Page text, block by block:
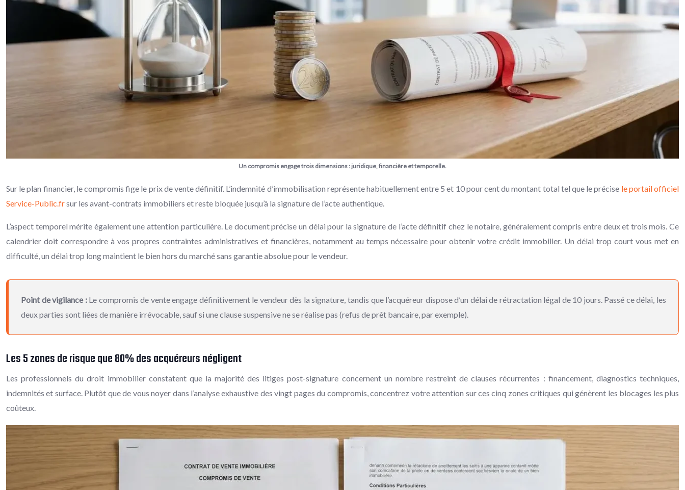
Un compromis engage trois dimensions : juridique, financière et temporelle.
Sur le plan financier, le compromis fige le prix de vente définitif. L’indemnité d’immobilisation représente habituellement entre 5 et 10 pour cent du montant total tel que le précise le portail officiel
Service-Public.frsur les avant-contrats immobiliers et reste bloquée jusqu’à la signature de l’acte authentique.
L’aspect temporel mérite également une attention particulière. Le document précise un délai pour la signature de l’acte définitif chez le notaire, généralement compris entre deux et trois mois. Ce
calendrier doit correspondre à vos propres contraintes administratives et financières, notamment au temps nécessaire pour obtenir votre crédit immobilier. Un délai trop court vous met en
difficulté, un délai trop long maintient le bien hors du marché sans garantie absolue pour le vendeur.
Point de vigilance :Le compromis de vente engage définitivement le vendeur dès la signature, tandis que l’acquéreur dispose d’un délai de rétractation légal de 10 jours. Passé ce délai, les
deux parties sont liées de manière irrévocable, sauf si une clause suspensive ne se réalise pas (refus de prêt bancaire, par exemple).
Les 5 zones de risque que 80% des acquéreurs négligent
Les professionnels du droit immobilier constatent que la majorité des litiges post-signature concernent un nombre restreint de clauses récurrentes : financement, diagnostics techniques,
indemnités et surface. Plutôt que de vous noyer dans l’analyse exhaustive des vingt pages du compromis, concentrez votre attention sur ces cinq zones critiques qui génèrent les blocages les plus
coûteux.